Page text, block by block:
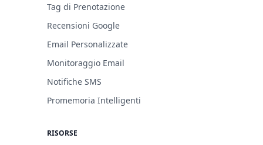
Tag di Prenotazione
Recensioni Google
Email Personalizzate
Monitoraggio Email
Notifiche SMS
Promemoria Intelligenti
RISORSE